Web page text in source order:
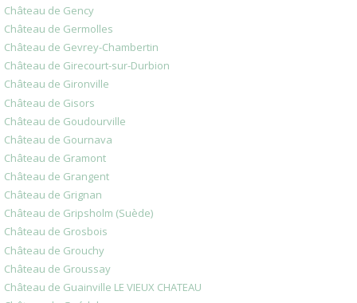
Château de Gency
Château de Germolles
Château de Gevrey-Chambertin
Château de Girecourt-sur-Durbion
Château de Gironville
Château de Gisors
Château de Goudourville
Château de Gournava
Château de Gramont
Château de Grangent
Château de Grignan
Château de Gripsholm (Suède)
Château de Grosbois
Château de Grouchy
Château de Groussay
Château de Guainville LE VIEUX CHATEAU